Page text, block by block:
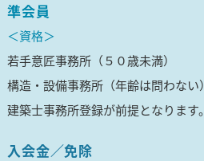
準会員
＜資格＞
若手意匠事務所（５０歳未満）
構造・設備事務所（年齢は問わない）
建築士事務所登録が前提となります。
入会金
免除